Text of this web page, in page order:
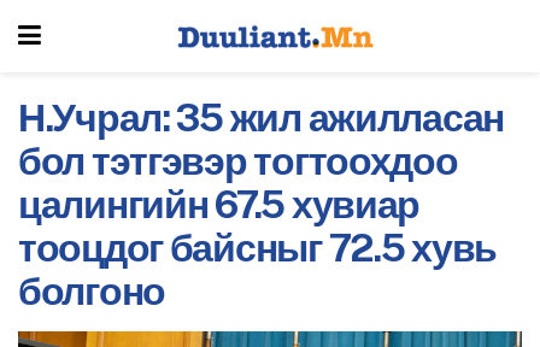
Н.Учрал: 35 жил ажилласан
бол тэтгэвэр тогтоохдоо
цалингийн 67.5 хувиар
тооцдог байсныг 72.5 хувь
болгоно